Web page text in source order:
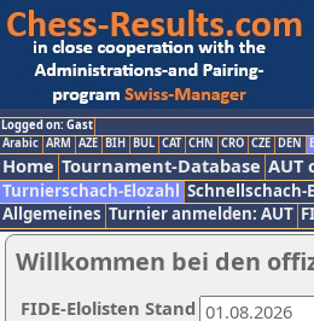
Logged on: Gast
Arabic ARM AZE BIH BUL CAT CHN CRO CZE DEN
Home Tournament-Database AUT
Turnierschach-Elozahl Schnellschach-
Allgemeines Turnier anmelden: AUT
Willkommen bei den
FIDE-Elolisten Stand